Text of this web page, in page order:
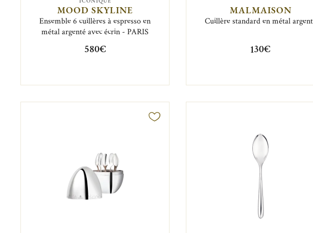
MOOD SKYLINE
Ensemble 6 cuillères à espresso en
métal argenté avec écrin - PARIS
580€
MALMAISON
Cuillère standard en métal
130€